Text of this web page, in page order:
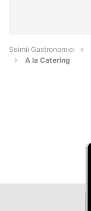
Șoimii Gastronomiei
A la Catering